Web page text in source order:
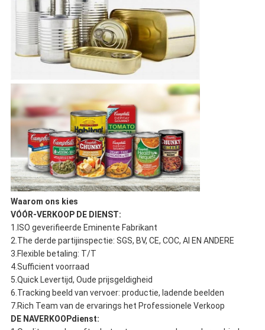
Waarom ons kies
VÓÓR-VERKOOP DE DIENST:
1.ISO geverifieerde Eminente Fabrikant
2.The derde partijinspectie: SGS, BV, CE, COC, AI EN ANDERE
3.Flexible betaling: T/T
4.Sufficient voorraad
5.Quick Levertijd, Oude prijsgeldigheid
6.Tracking beeld van vervoer: productie, ladende beelden
7.Rich Team van de ervarings het Professionele Verkoop
DE NAVERKOOPdienst: